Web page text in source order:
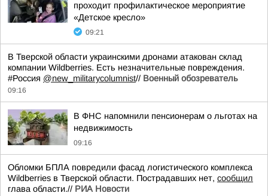
проходит профилактическое мероприятие
«Детское кресло»
09:21
В Тверской области украинскими дронами атакован склад
компании Wildberries. Есть незначительные повреждения.
#Россия @new_militarycolumnist// Военный обозреватель
09:16
В ФНС напомнили пенсионерам о льготах на
недвижимость
09:16
Обломки БПЛА повредили фасад логистического комплекса
Wildberries в Тверской области. Пострадавших нет, сообщил
глава области.// РИА Новости